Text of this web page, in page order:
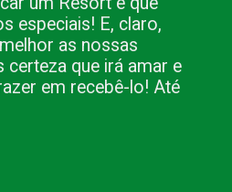
especiais! E, claro,
as nossas
certeza que irá amar e
em recebê-lo! Até